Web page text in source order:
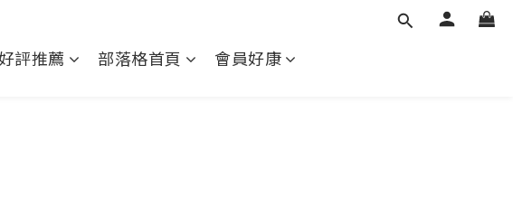
評推薦 部落格首頁 會員好康